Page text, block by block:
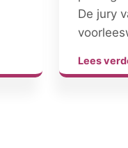
De jury
Lees